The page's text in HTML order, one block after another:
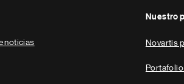
noticias
Nuestro
Novartis